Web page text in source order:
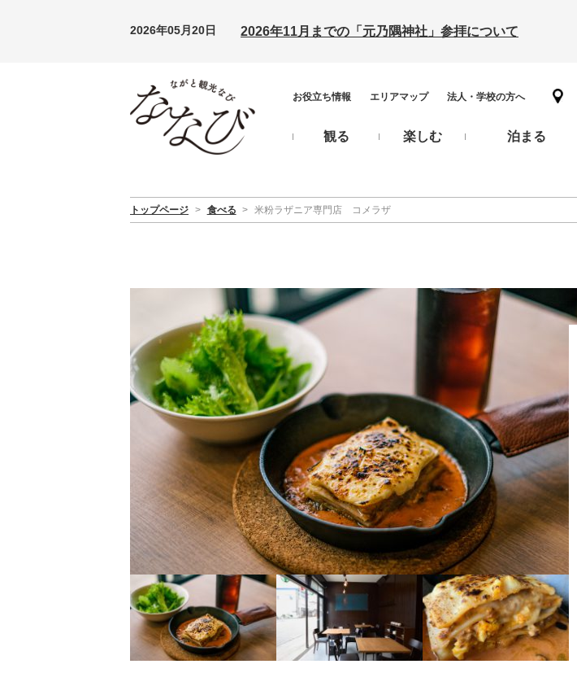
2026年05月20日 2026年11月までの「元乃隅神社」参拝について
お役立ち情報 エリアマップ 法人・学校の方へ
観る 楽しむ 泊まる
トップページ > 食べる > 米粉ラザニア専門店 コメラザ